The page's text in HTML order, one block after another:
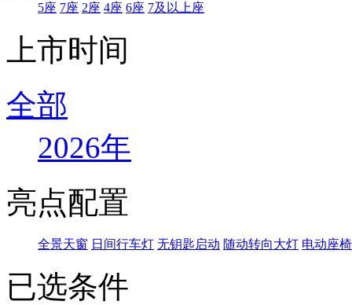
5座 7座 2座 4座 6座 7及以上座
上市时间
全部
2026年
亮点配置
全景天窗 日间行车灯 无钥匙启动 随动转向大灯 电动座椅
已选条件